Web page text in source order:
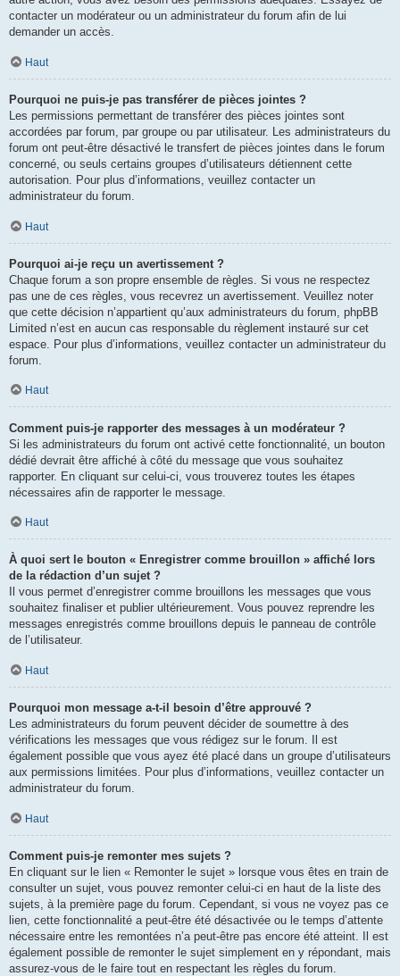
contacter un modérateur ou un administrateur du forum afin de lui
demander un accès.
Haut
Pourquoi ne puis-je pas transférer de pièces jointes ?
Les permissions permettant de transférer des pièces jointes sont
accordées par forum, par groupe ou par utilisateur. Les administrateurs du
forum ont peut-être désactivé le transfert de pièces jointes dans le forum
concerné, ou seuls certains groupes d’utilisateurs détiennent cette
autorisation. Pour plus d’informations, veuillez contacter un
administrateur du forum.
Haut
Pourquoi ai-je reçu un avertissement ?
Chaque forum a son propre ensemble de règles. Si vous ne respectez
pas une de ces règles, vous recevrez un avertissement. Veuillez noter
que cette décision n’appartient qu’aux administrateurs du forum, phpBB
Limited n’est en aucun cas responsable du règlement instauré sur cet
espace. Pour plus d’informations, veuillez contacter un administrateur du
forum.
Haut
Comment puis-je rapporter des messages à un modérateur ?
Si les administrateurs du forum ont activé cette fonctionnalité, un bouton
dédié devrait être affiché à côté du message que vous souhaitez
rapporter. En cliquant sur celui-ci, vous trouverez toutes les étapes
nécessaires afin de rapporter le message.
Haut
À quoi sert le bouton « Enregistrer comme brouillon » affiché lors
de la rédaction d’un sujet ?
Il vous permet d’enregistrer comme brouillons les messages que vous
souhaitez finaliser et publier ultérieurement. Vous pouvez reprendre les
messages enregistrés comme brouillons depuis le panneau de contrôle
de l’utilisateur.
Haut
Pourquoi mon message a-t-il besoin d’être approuvé ?
Les administrateurs du forum peuvent décider de soumettre à des
vérifications les messages que vous rédigez sur le forum. Il est
également possible que vous ayez été placé dans un groupe d’utilisateurs
aux permissions limitées. Pour plus d’informations, veuillez contacter un
administrateur du forum.
Haut
Comment puis-je remonter mes sujets ?
En cliquant sur le lien « Remonter le sujet » lorsque vous êtes en train de
consulter un sujet, vous pouvez remonter celui-ci en haut de la liste des
sujets, à la première page du forum. Cependant, si vous ne voyez pas ce
lien, cette fonctionnalité a peut-être été désactivée ou le temps d’attente
nécessaire entre les remontées n’a peut-être pas encore été atteint. Il est
également possible de remonter le sujet simplement en y répondant, mais
assurez-vous de le faire tout en respectant les règles du forum.